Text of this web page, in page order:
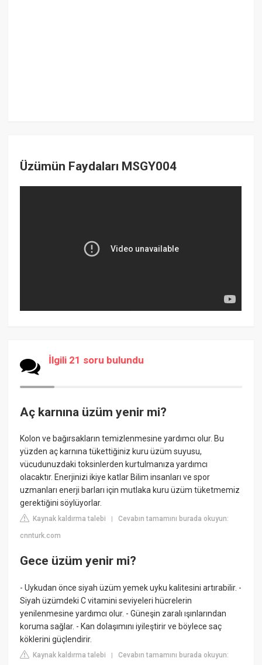
Üzümün Faydaları MSGY004
İlgili 21 soru bulundu
Aç karnına üzüm yenir mi?
Kolon ve bağırsakların temizlenmesine yardımcı olur. Bu
yüzden aç karnına tükettiğiniz kuru üzüm suyusu,
vücudunuzdaki toksinlerden kurtulmanıza yardımcı
olacaktır. Enerjinizi ikiye katlar Bilim insanları ve spor
uzmanları enerji barları için mutlaka kuru üzüm tüketmemiz
gerektiğini söylüyorlar.
Kaynak kaldırma talebi |Cevabın tamamını burada okuyun:
cnnturk.com
Gece üzüm yenir mi?
- Uykudan önce siyah üzüm yemek uyku kalitesini artırabilir. -
Siyah üzümdeki C vitamini seviyeleri hücrelerin
yenilenmesine yardımcı olur. - Güneşin zaralı ışınlarından
koruma sağlar. - Kan dolaşımını iyileştirir ve böylece saç
köklerini güçlendirir.
Kaynak kaldırma talebi |Cevabın tamamını burada okuyun: